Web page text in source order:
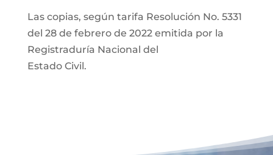
Las copias, según tarifa Resolución No. 5331
del 28 de febrero de 2022 emitida por la
Registraduría Nacional del
Estado Civil.